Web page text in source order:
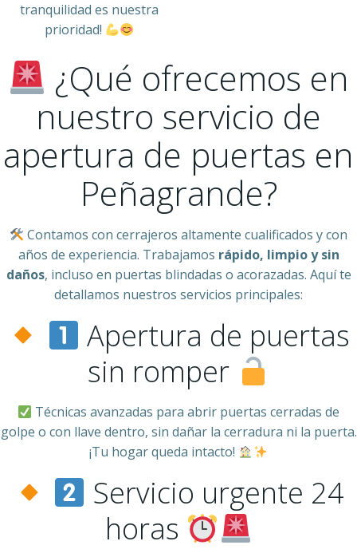
tranquilidad es nuestra
prioridad!
¿Qué ofrecemos en
nuestro servicio de
apertura de puertas en
Peñagrande?
Contamos con cerrajeros altamente cualificados y con
años de experiencia. Trabajamos rápido, limpio y sin
daños, incluso en puertas blindadas o acorazadas. Aquí te
detallamos nuestros servicios principales:
Apertura de puertas
sin romper
Técnicas avanzadas para abrir puertas cerradas de
golpe o con llave dentro, sin dañar la cerradura ni la puerta.
¡Tu hogar queda intacto!
Servicio urgente 24
horas